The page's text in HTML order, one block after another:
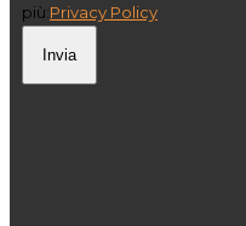
più:Privacy Policy